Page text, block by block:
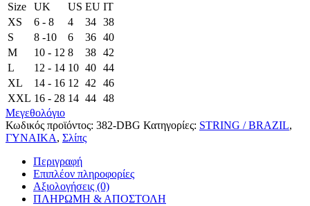
Size UK US EU ΙΤ
XS
6 - 8 4 34 38
S
8 -10 6 36 40
M
10 - 12 8 38 42
L
12 - 14 10 40 44
XL
14 - 16 12 42
46
XXL 16 - 28 14 44 48
Μεγεθολόγιο
Κωδικός προϊόντος: 382-DBG Κατηγορίες: STRING / BRAZIL,
ΓΥΝΑΙΚΑ, Σλίπς
Περιγραφή
Επιπλέον πληροφορίες
Αξιολογήσεις (0)
ΠΛΗΡΩΜΗ & ΑΠΟΣΤΟΛΗ